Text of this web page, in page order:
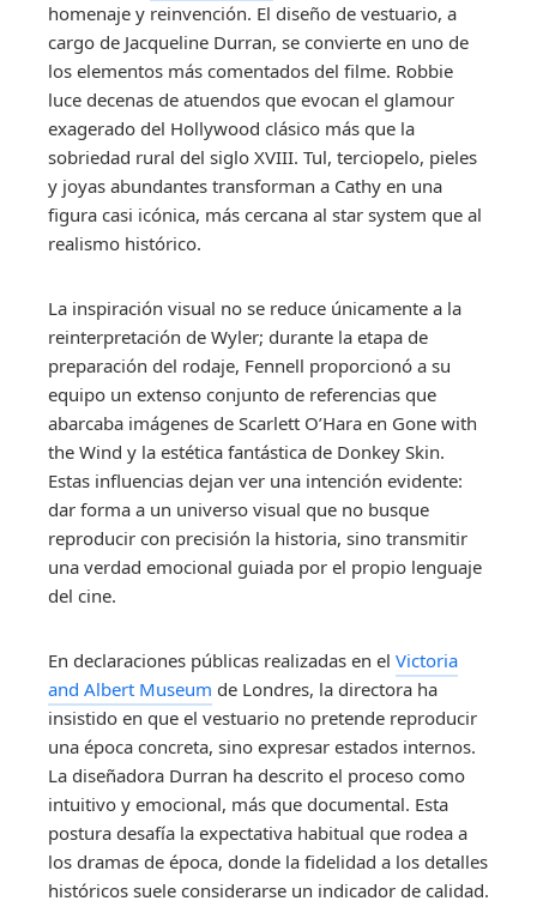
homenaje y reinvención. El diseño de vestuario, a
cargo de Jacqueline Durran, se convierte en uno de
los elementos más comentados del filme. Robbie
luce decenas de atuendos que evocan el glamour
exagerado del Hollywood clásico más que la
sobriedad rural del siglo XVIII. Tul, terciopelo, pieles
y joyas abundantes transforman a Cathy en una
figura casi icónica, más cercana al star system que al
realismo histórico.
La inspiración visual no se reduce únicamente a la
reinterpretación de Wyler; durante la etapa de
preparación del rodaje, Fennell proporcionó a su
equipo un extenso conjunto de referencias que
abarcaba imágenes de Scarlett O’Hara en Gone with
the Wind y la estética fantástica de Donkey Skin.
Estas influencias dejan ver una intención evidente:
dar forma a un universo visual que no busque
reproducir con precisión la historia, sino transmitir
una verdad emocional guiada por el propio lenguaje
del cine.
En declaraciones públicas realizadas en el Victoria
and Albert Museum de Londres, la directora ha
insistido en que el vestuario no pretende reproducir
una época concreta, sino expresar estados internos.
La diseñadora Durran ha descrito el proceso como
intuitivo y emocional, más que documental. Esta
postura desafía la expectativa habitual que rodea a
los dramas de época, donde la fidelidad a los detalles
históricos suele considerarse un indicador de calidad.